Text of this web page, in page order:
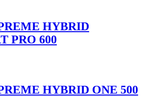
HYBRID
PRO 600
HYBRID ONE 500